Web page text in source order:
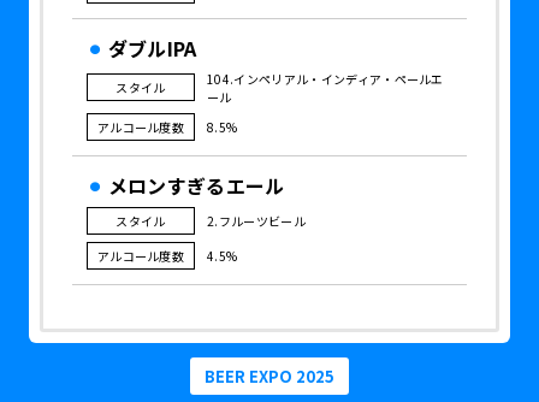
ダブルIPA
スタイル
104.インペリアル・インディア・ペールエ
ール
アルコール度数
8.5%
メロンすぎるエール
スタイル
2.フルーツビール
アルコール度数
4.5%
BEER EXPO 2025